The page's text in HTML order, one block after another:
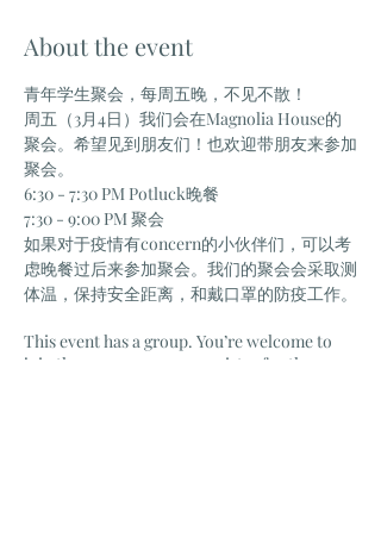
About the event
青年学生聚会，每周五晚，不见不散！
周五（3月4日）我们会在Magnolia House的
聚会。希望见到朋友们！也欢迎带朋友来参加
聚会。
6:30 - 7:30 PM Potluck晚餐
7:30 - 9:00 PM 聚会
如果对于疫情有concern的小伙伴们，可以考
虑晚餐过后来参加聚会。我们的聚会会采取测
体温，保持安全距离，和戴口罩的防疫工作。
This event has a group. You’re welcome to
join the group once you register for the